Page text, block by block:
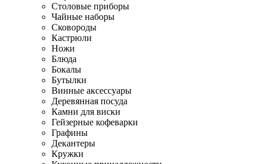
Столовые приборы
Чайные наборы
Сковороды
Кастрюли
Ножи
Блюда
Бокалы
Бутылки
Винные аксессуары
Деревянная посуда
Камни для виски
Гейзерные кофеварки
Графины
Декантеры
Кружки